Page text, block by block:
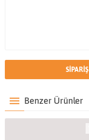
Benzer Ürünler